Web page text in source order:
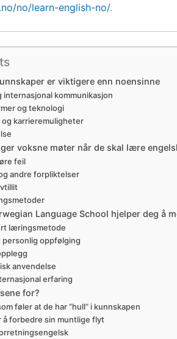
no/learn-english-no/.
er viktigere enn noensinne
internasjonal kommunikasjon
og teknologi
og karrieremuligheter
voksne møter når de skal lære
feil
andre forpliktelser
Language School hjelper deg å
læringsmetode
personlig oppfølging
anvendelse
erfaring
for?
føler at de har “hull” i kunnskapen
å forbedre sin muntlige flyt